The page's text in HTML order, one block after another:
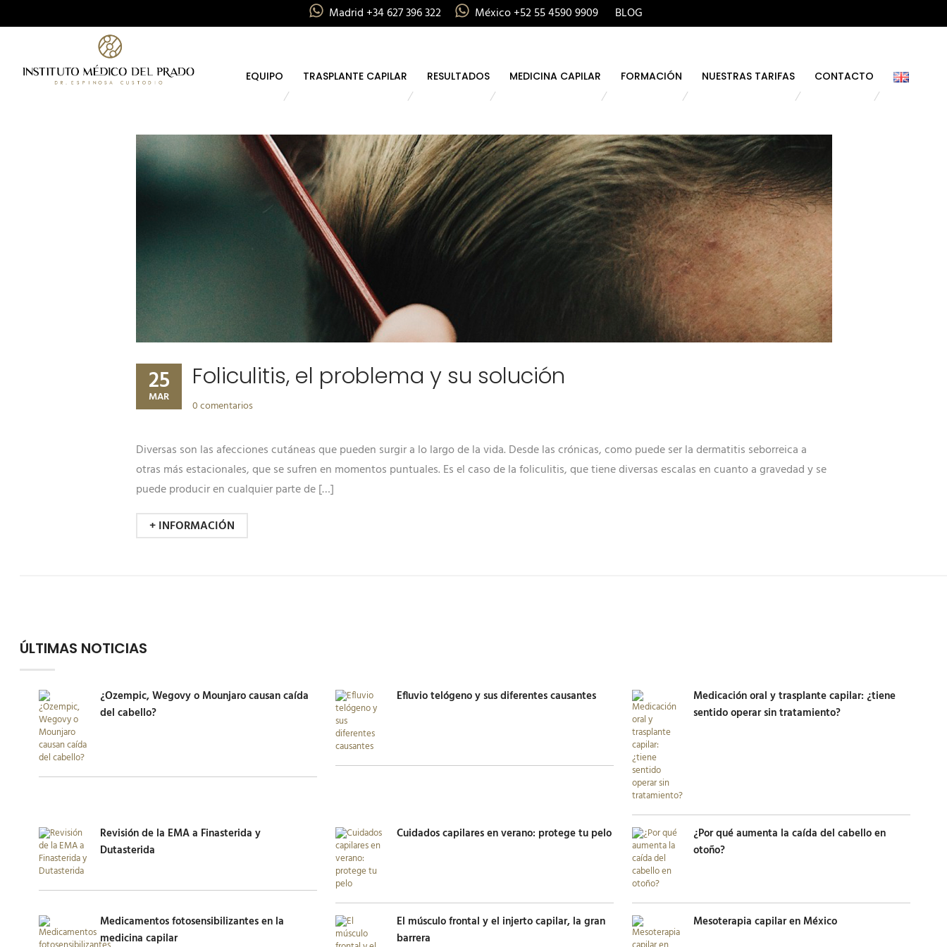
Madrid +34 627 396 322 México +52 55 4590 9909 BLOG
EQUIPO TRASPLANTE CAPILAR RESULTADOS MEDICINA CAPILAR FORMACIÓN NUESTRAS TARIFAS CONTACTO
25
MAR
Foliculitis, el problema y su solución
0 comentarios
Diversas son las afecciones cutáneas que pueden surgir a lo largo de la vida. Desde las crónicas, como puede ser la dermatitis seborreica a
otras más estacionales, que se sufren en momentos puntuales. Es el caso de la foliculitis, que tiene diversas escalas en cuanto a gravedad y se
puede producir en cualquier parte de […]
+ INFORMACIÓN
ÚLTIMAS NOTICIAS
¿Ozempic, Wegovy o Mounjaro causan caída
del cabello?
Efluvio telógeno y sus diferentes causantes
Medicación oral y trasplante capilar: ¿tiene
sentido operar sin tratamiento?
Revisión de la EMA a Finasterida y
Dutasterida
Cuidados capilares en verano: protege tu pelo
¿Por qué aumenta la caída del cabello en
otoño?
Medicamentos fotosensibilizantes en la
medicina capilar
El músculo frontal y el injerto capilar, la gran
barrera
Mesoterapia capilar en México